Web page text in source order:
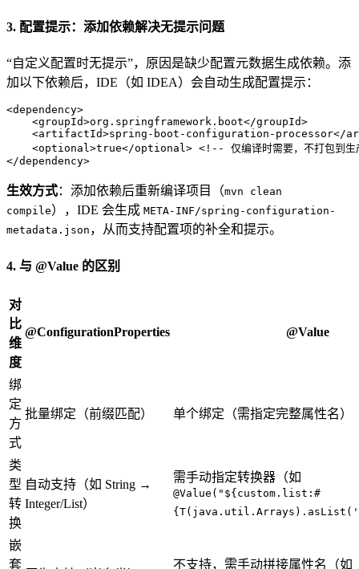
3. 配置提示：添加依赖解决无提示问题
“自定义配置时无提示”，原因是缺少配置元数据生成依赖。添
加以下依赖后，IDE（如 IDEA）会自动生成配置提示：
<dependency>
<groupId>org.springframework.boot</groupId>
<artifactId>spring-boot-configuration-processor</
<optional>true</optional> <!-- 仅编译时需要，不打包到
</dependency>
生效方式：添加依赖后重新编译项目（mvn clean
compile），IDE 会生成 META-INF/spring-configuration-
metadata.json ，从而支持配置项的补全和提示。
4. 与 @Value 的区别
对
比
维
度
@ConfigurationProperties @Value
绑
定
方
式
批量绑定（前缀匹配） 单个绑定（需指定完整属性名）
类
型
转
换
自动支持（如 String →
Integer/List）
需手动指定转换器（如
@Value("${custom.list:#
嵌
套
不支持，需手动拼接属性名（如